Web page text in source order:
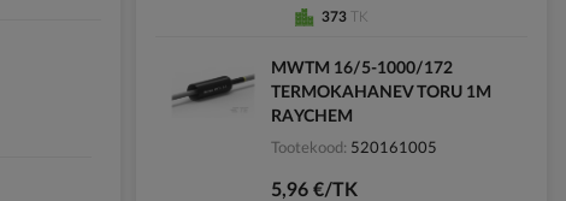
373 TK
MWTM 16/5-1000/172
TERMOKAHANEV TORU 1M
RAYCHEM
Tootekood 520161005
5,96 €/TK